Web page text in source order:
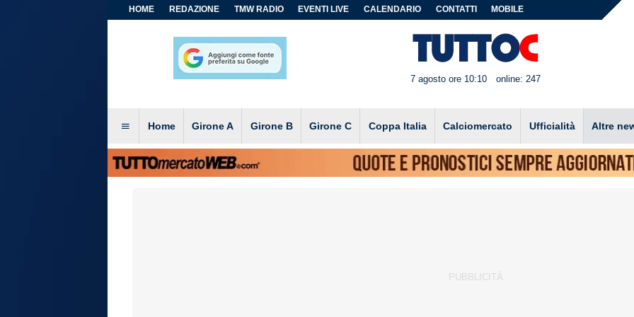
HOME REDAZIONE TMW RADIO EVENTI LIVE CALENDARIO CONTATTI MOBILE
7 agosto ore 10:10 online: 247
Home Girone A Girone B Girone C Coppa Italia Calciomercato Ufficialità Altre